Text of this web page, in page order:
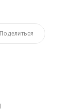
Поделиться